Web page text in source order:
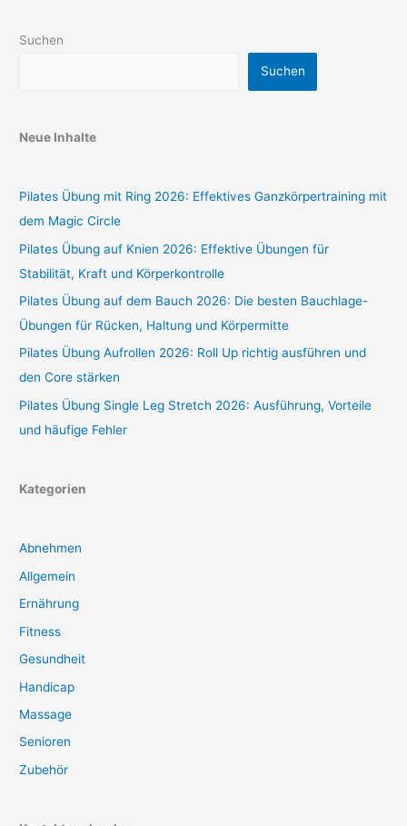
Suchen
Suchen
Neue Inhalte
Pilates Übung mit Ring 2026: Effektives Ganzkörpertraining mit
dem Magic Circle
Pilates Übung auf Knien 2026: Effektive Übungen für
Stabilität, Kraft und Körperkontrolle
Pilates Übung auf dem Bauch 2026: Die besten Bauchlage-
Übungen für Rücken, Haltung und Körpermitte
Pilates Übung Aufrollen 2026: Roll Up richtig ausführen und
den Core stärken
Pilates Übung Single Leg Stretch 2026: Ausführung, Vorteile
und häufige Fehler
Kategorien
Abnehmen
Allgemein
Ernährung
Fitness
Gesundheit
Handicap
Massage
Senioren
Zubehör